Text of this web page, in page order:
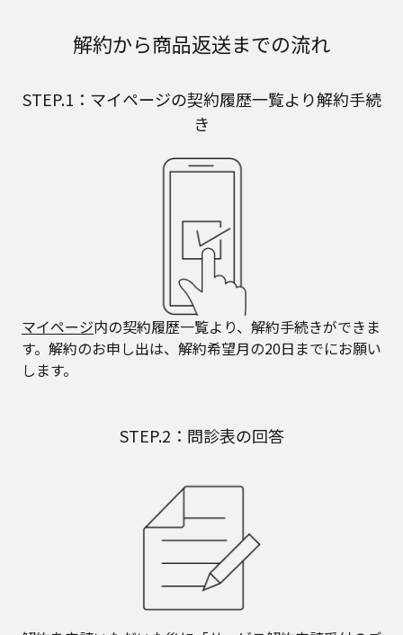
解約から商品返送までの流れ
STEP.1：マイページの契約履歴一覧より解約手続
き
マイページ内の契約履歴一覧より、解約手続きができま
す。解約のお申し出は、解約希望月の20日までにお願い
します。
STEP.2：問診表の回答